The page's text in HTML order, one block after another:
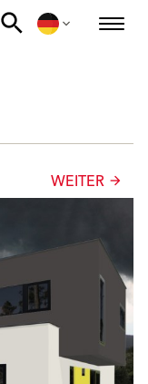
WEITER arrow_forward